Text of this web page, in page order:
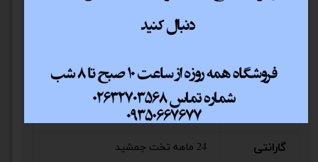
تغذیه
نور‌پردازی RGB
Middle Tower
گارانتی 24 ماهه تخت جمشید